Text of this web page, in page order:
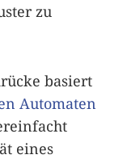
zu
basiert
Automaten
eines